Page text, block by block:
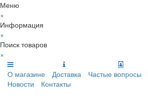
Меню
×
Информация
×
Поиск товаров
×
О магазине
Доставка Частые вопросы
Новости
Контакты